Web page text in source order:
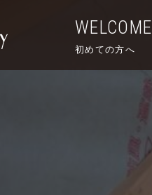
WELCOME
初めての方へ